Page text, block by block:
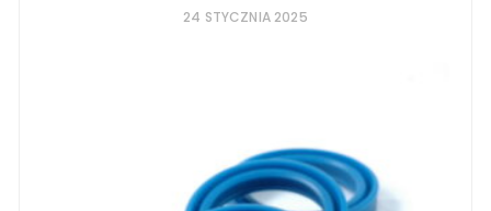
24 STYCZNIA 2025